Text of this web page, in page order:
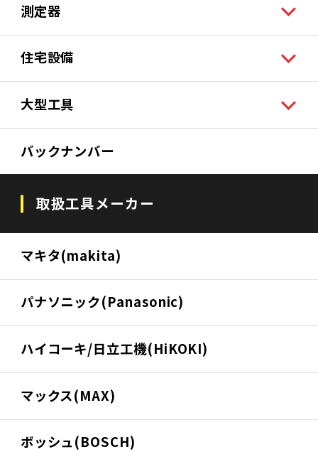
測定器
住宅設備
大型工具
バックナンバー
取扱工具メーカー
マキタ(makita)
パナソニック(Panasonic)
ハイコーキ/日立工機(HiKOKI)
マックス(MAX)
ボッシュ(BOSCH)